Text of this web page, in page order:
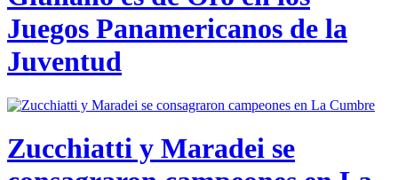
Juegos Panamericanos de la
Juventud
Zucchiatti y Maradei se